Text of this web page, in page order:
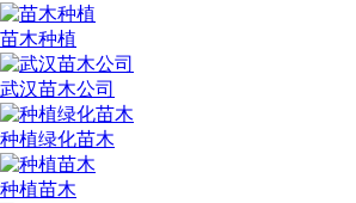
苗木种植
武汉苗木公司
种植绿化苗木
种植苗木